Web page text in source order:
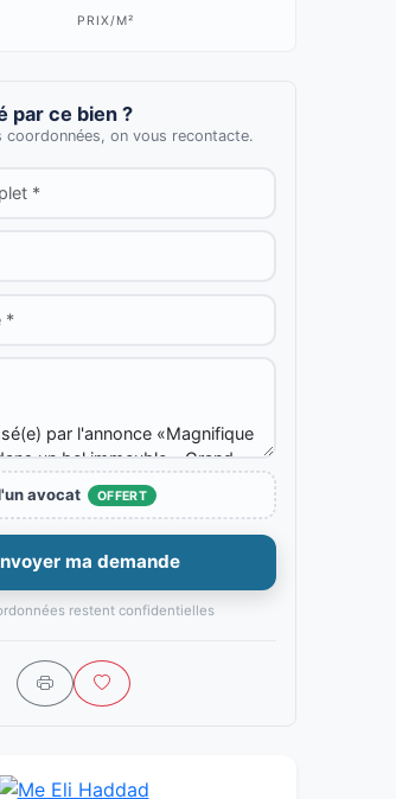
PRIX/M²
par ce bien ?
coordonnées, on vous recontacte.
avocat OFFERT
ma demande
restent confidentielles